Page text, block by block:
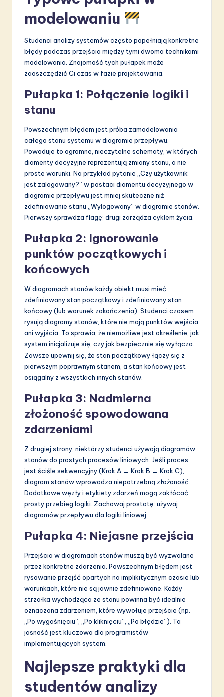
modelowaniu
Studenci analizy systemów często popełniają konkretne
błędy podczas przejścia między tymi dwoma technikami
modelowania. Znajomość tych pułapek może
zaoszczędzić Ci czas w fazie projektowania.
Pułapka 1: Połączenie logiki i
stanu
Powszechnym błędem jest próba zamodelowania
całego stanu systemu w diagramie przepływu.
Powoduje to ogromne, nieczytelne schematy, w których
diamenty decyzyjne reprezentują zmiany stanu, a nie
proste warunki. Na przykład pytanie „Czy użytkownik
jest zalogowany?” w postaci diamentu decyzyjnego w
diagramie przepływu jest mniej skuteczne niż
zdefiniowanie stanu „Wylogowany” w diagramie stanów.
Pierwszy sprawdza flagę; drugi zarządza cyklem życia.
Pułapka 2: Ignorowanie
punktów początkowych i
końcowych
W diagramach stanów każdy obiekt musi mieć
zdefiniowany stan początkowy i zdefiniowany stan
końcowy (lub warunek zakończenia). Studenci czasem
rysują diagramy stanów, które nie mają punktów wejścia
ani wyjścia. To sprawia, że niemożliwe jest określenie, jak
system inicjalizuje się, czy jak bezpiecznie się wyłącza.
Zawsze upewnij się, że stan początkowy łączy się z
pierwszym poprawnym stanem, a stan końcowy jest
osiągalny z wszystkich innych stanów.
Pułapka 3: Nadmierna
złożoność spowodowana
zdarzeniami
Z drugiej strony, niektórzy studenci używają diagramów
stanów do prostych procesów liniowych. Jeśli proces
jest ściśle sekwencyjny (Krok A → Krok B → Krok C),
diagram stanów wprowadza niepotrzebną złożoność.
Dodatkowe węzły i etykiety zdarzeń mogą zakłócać
prosty przebieg logiki. Zachowaj prostotę: używaj
diagramów przepływu dla logiki liniowej.
Pułapka 4: Niejasne przejścia
Przejścia w diagramach stanów muszą być wyzwalane
przez konkretne zdarzenia. Powszechnym błędem jest
rysowanie przejść opartych na implikitycznym czasie lub
warunkach, które nie są jawnie zdefiniowane. Każdy
strzałka wychodząca ze stanu powinna być idealnie
oznaczona zdarzeniem, które wywołuje przejście (np.
„Po wygaśnięciu”, „Po kliknięciu”, „Po błędzie”). Ta
jasność jest kluczowa dla programistów
implementujących system.
Najlepsze praktyki dla
studentów analizy